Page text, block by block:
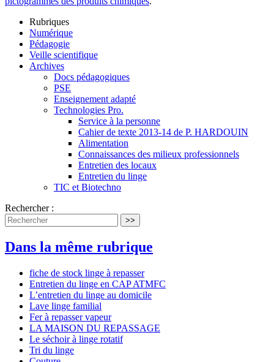
Rubriques
Numérique
Pédagogie
Veille scientifique
Archives
Docs pédagogiques
PSE
Enseignement adapté
Technologies Pro.
Service à la personne
Cahier de texte 2013-14 de P. HARDOUIN
Alimentation
Connaissances des milieux professionnels
Entretien des locaux
Entretien du linge
TIC et Biotechno
Rechercher :
>>
Dans la même rubrique
fiche de stock linge à repasser
Entretien du linge en CAP ATMFC
L’entretien du linge au domicile
Lave linge familial
Fer à repasser vapeur
LA MAISON DU REPASSAGE
Le séchoir à linge rotatif
Tri du linge